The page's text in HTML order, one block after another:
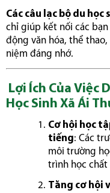
Các câu lạc bộ du học
chỉ giúp kết nối các
động văn hóa, thể
niệm đáng nhớ.
Lợi Ích Của Việc
Học Sinh Xã Ái
Cơ hội học
tiếng: Các
môi trường
trình học chất
Tăng cơ hội